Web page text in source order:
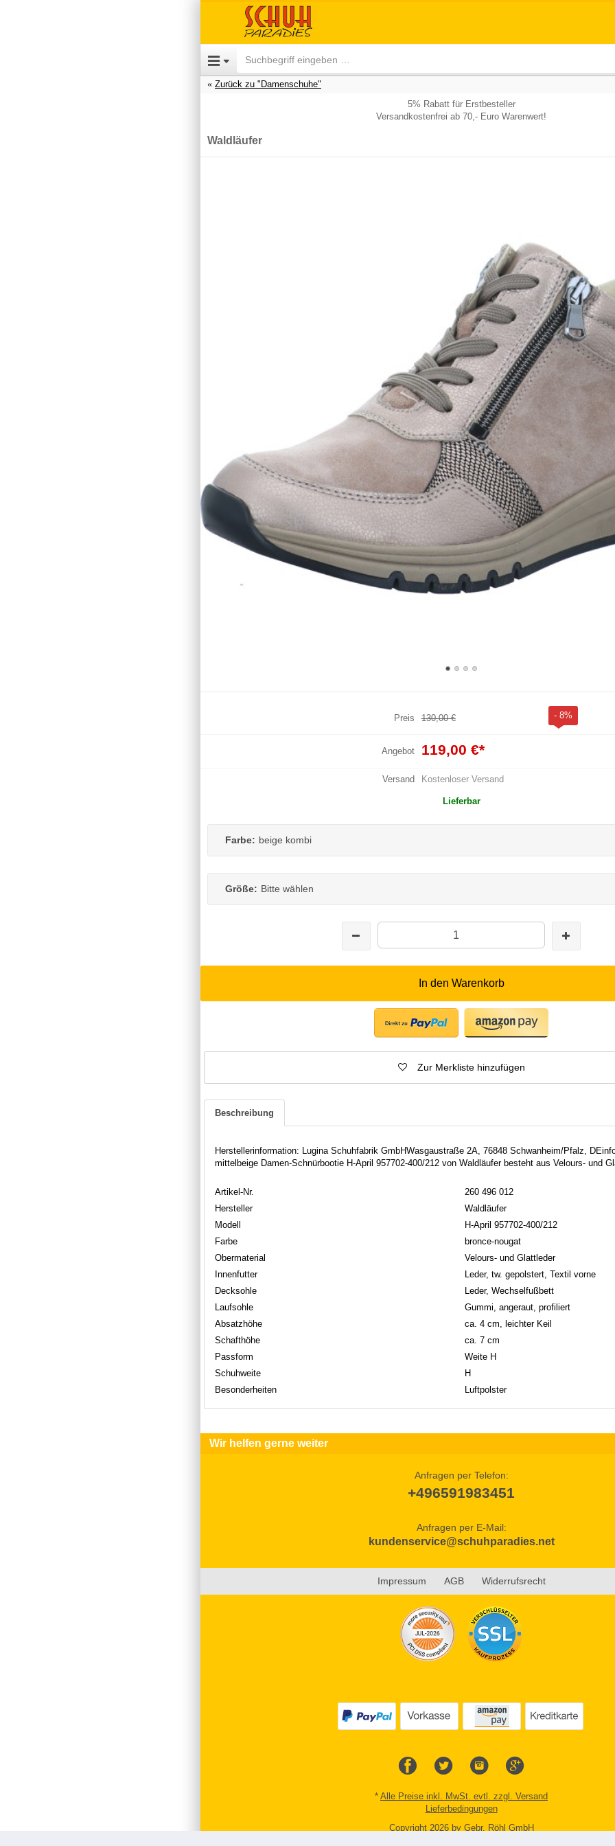
Zurück zu "Damenschuhe"
5% Rabatt für Erstbesteller
Versandkostenfrei ab 70,- Euro Warenwert!
Waldläufer
Preis 130,00 € - 8%
Angebot 119,00 €*
Versand Kostenloser Versand
Lieferbar
Farbe: beige kombi
Größe: Bitte wählen
In den Warenkorb
Zur Merkliste hinzufügen
Beschreibung
Herstellerinformation: Lugina Schuhfabrik GmbHWasgaustraße 2A, 76848 Schwanheim/Pfalz,
mittelbeige Damen-Schnürbootie H-April 957702-400/212 von Waldläufer besteht aus Velours- und
Artikel-Nr.
260 496 012
Hersteller
Waldläufer
Modell
H-April 957702-400/212
Farbe
bronce-nougat
Obermaterial
Velours- und Glattleder
Innenfutter
Leder, tw. gepolstert, Textil vorne
Decksohle
Leder, Wechselfußbett
Laufsohle
Gummi, angeraut, profiliert
Absatzhöhe
ca. 4 cm, leichter Keil
Schafthöhe
ca. 7 cm
Passform
Weite H
Schuhweite
H
Besonderheiten
Luftpolster
Wir helfen gerne weiter
Anfragen per Telefon:
+496591983451
Anfragen per E-Mail:
kundenservice@schuhparadies.net
Impressum AGB Widerrufsrecht
* Alle Preise inkl. MwSt. evtl. zzgl. Versand
Lieferbedingungen
Copyright 2026 by Gebr. Röhl GmbH